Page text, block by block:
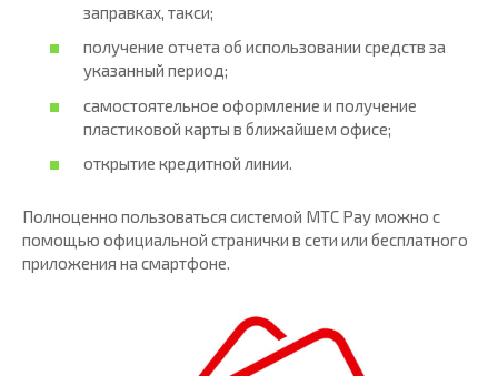
заправках, такси;
получение отчета об использовании средств за
указанный период;
самостоятельное оформление и получение
пластиковой карты в ближайшем офисе;
открытие кредитной линии.
Полноценно пользоваться системой МТС Pay можно с
помощью официальной странички в сети или бесплатного
приложения на смартфоне.